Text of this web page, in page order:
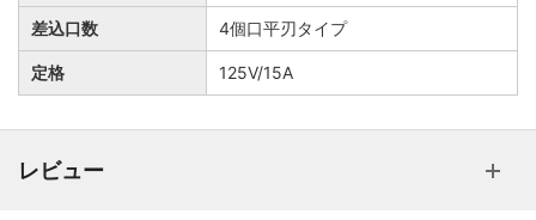
差込口数 4個口平刃タイプ
定格 125V/15A
レビュー